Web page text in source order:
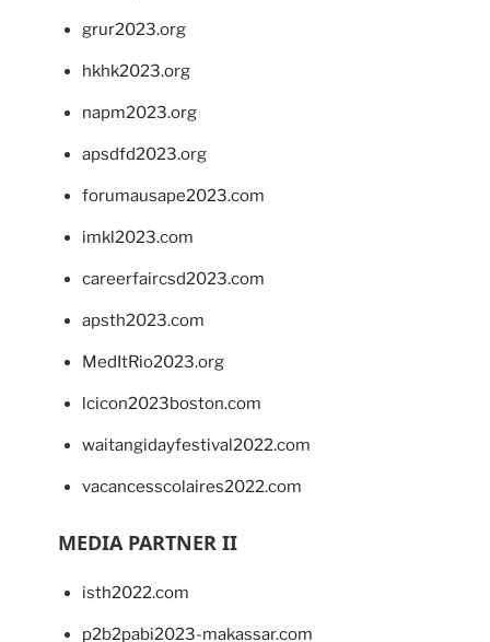
grur2023.org
hkhk2023.org
napm2023.org
apsdfd2023.org
forumausape2023.com
imkl2023.com
careerfaircsd2023.com
apsth2023.com
MedItRio2023.org
lcicon2023boston.com
waitangidayfestival2022.com
vacancesscolaires2022.com
MEDIA PARTNER II
isth2022.com
p2b2pabi2023-makassar.com